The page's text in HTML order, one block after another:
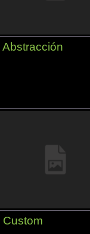
Abstracción
Custom